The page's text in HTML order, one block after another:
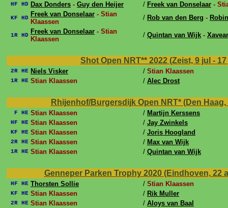
HF HD Dax Donders - Guy den Heijer / Freek van Donselaar -
KF HD Freek van Donselaar - Stian
Klaassen
/ Rob van den Berg -
1R HD Freek van Donselaar - Stian
Klaassen
/ Quintan van Wijk -
Shot Open NRT** 2022 (Zeist, 9 jul -
2R HE Niels Visker / Stian Klaassen
1R HE Stian Klaassen / Alec Drost
Rhijenhof/Burgersdijk Open NRT* (Den
F HE Stian Klaassen / Martijn Kerssens
HF HE Stian Klaassen / Jay Zwinkels
KF HE Stian Klaassen / Joris Hoogland
2R HE Stian Klaassen / Max van Wijk
1R HE Stian Klaassen / Quintan van Wijk
Genneper Parken Trophy 2020 (Eindhoven, 22
HF HE Thorsten Sollie / Stian Klaassen
KF HE Stian Klaassen / Rik Muller
2R HE Stian Klaassen / Aloys van Baal